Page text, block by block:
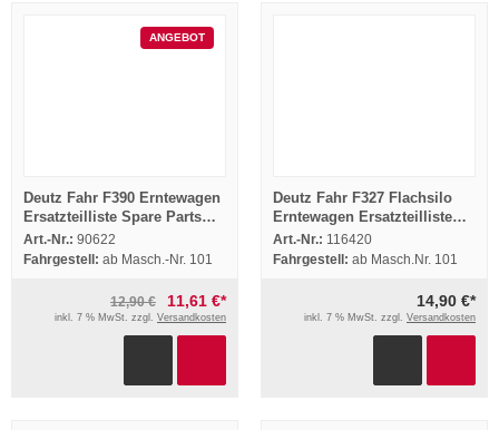
ANGEBOT
Deutz Fahr F390 Erntewagen
Ersatzteilliste Spare Parts
List 1980
Art.-Nr.: 90622
Fahrgestell: ab Masch.-Nr. 101
12,90 € 11,61 €*
inkl. 7 % MwSt. zzgl. Versandkosten
Deutz Fahr F327 Flachsilo
Erntewagen Ersatzteilliste
Spare Parts List 1980
Art.-Nr.: 116420
Fahrgestell: ab Masch.Nr. 101
14,90 €*
inkl. 7 % MwSt. zzgl. Versandkosten